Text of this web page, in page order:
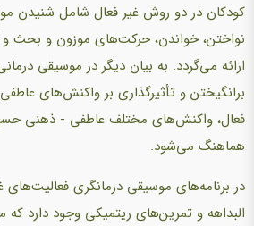
کودکان در دو روش غیر فعال شامل شنیدن
نواختن، خواندن، حرکت‌های موزون و بحث و
ارائه می‌گردد. به بیان دیگر در موسیقی
برانگیختن و تأثیرگذاری بر واکنش‌های
فعال، واکنش‌های مختلف عاطفی - ذهنی
هماهنگ می‌شود.
در برنامه‌های موسیقی درمانگری
البداهه و تمرین‌های ریتمیکی وجود دارد که